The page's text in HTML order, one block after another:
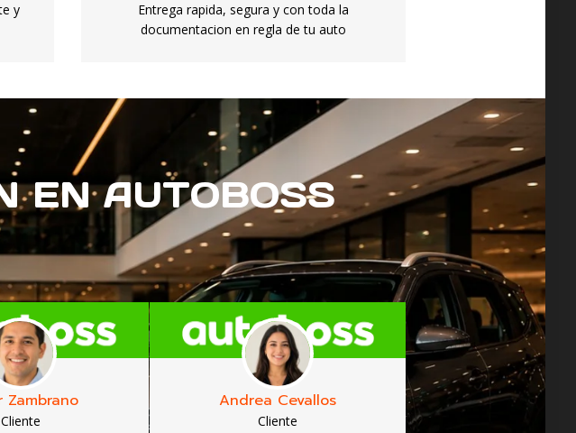
y
Entrega rapida, segura y con toda la
documentacion en regla de tu auto
EN AUTOBOSS
Zambrano
Cliente
Andrea Cevallos
Cliente